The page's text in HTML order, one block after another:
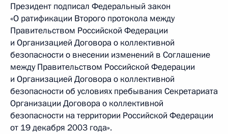
Президент подписал Федеральный закон
«О ратификации Второго протокола между
Правительством Российской Федерации
и Организацией Договора о коллективной
безопасности о внесении изменений в Соглашение
между Правительством Российской Федерации
и Организацией Договора о коллективной
безопасности об условиях пребывания Секретариата
Организации Договора о коллективной
безопасности на территории Российской Федерации
от 19 декабря 2003 года».